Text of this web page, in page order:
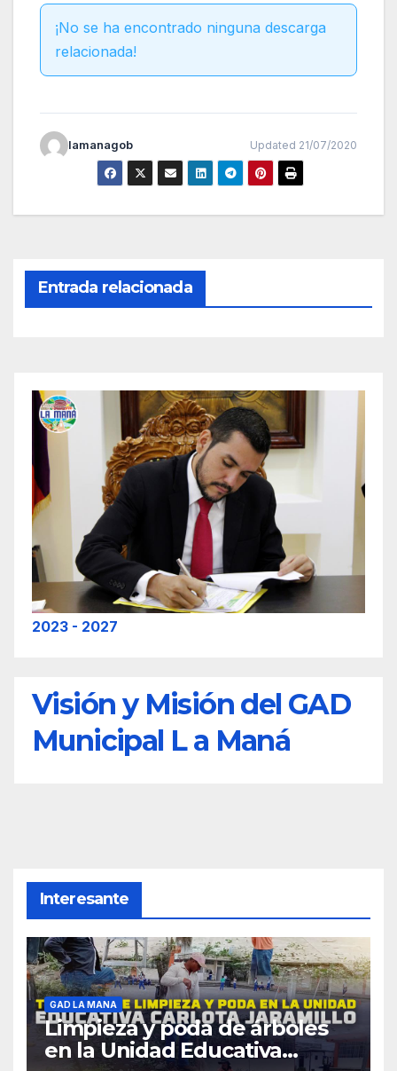
¡No se ha encontrado ninguna descarga
relacionada!
lamanagob Updated 21/07/2020
Entrada relacionada
2023 - 2027
Visión y Misión del GAD
Municipal L a Maná
Interesante
GAD LA MANA
Limpieza y poda de árboles
en la Unidad Educativa